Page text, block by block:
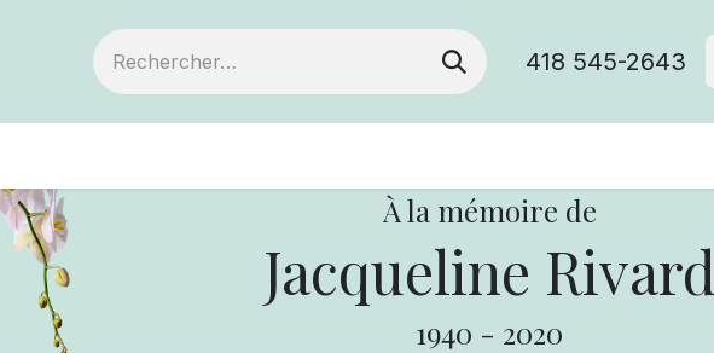
418 545-2643
À la mémoire de
Jacqueline Rivard
1940 - 2020